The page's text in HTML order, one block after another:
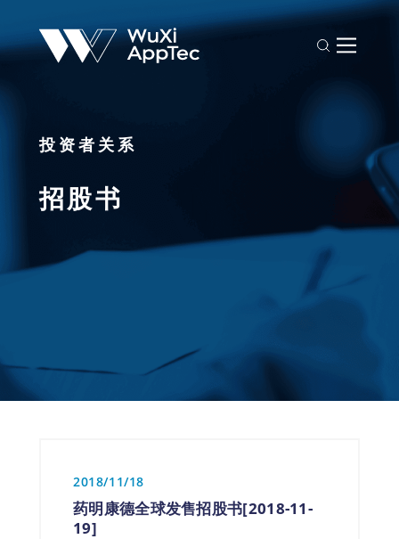
投资者关系
招股书
2018/11/18
药明康德全球发售招股书[2018-11-
19]